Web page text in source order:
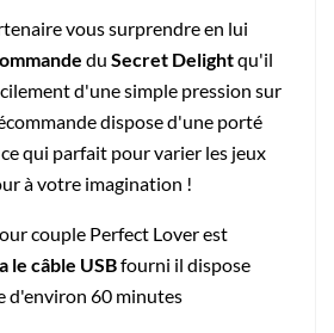
vous surprendre en lui
du Secret Delightqu'il
d'une simple pression sur
dispose d'une porté
qui parfait pour varier les jeux
à votre imagination !
couple Perfect Lover est
le câble USBfourni il dispose
d'environ 60 minutes